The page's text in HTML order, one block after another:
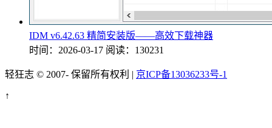
IDM v6.42.63 精简安装版——高效下载神器
时间：2026-03-17 阅读：130231
轻狂志 © 2007- 保留所有权利 | 京ICP备13036233号-1
↑